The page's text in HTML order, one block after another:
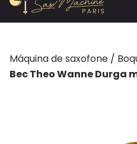
Máquina de saxofone /
Bec Theo Wanne Durga